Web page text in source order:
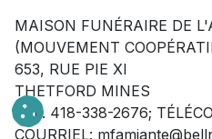
MAISON FUNÉRAIRE DE
(MOUVEMENT
653, RUE PIE XI
THETFORD MINES
TÉL. 418-338-2676;
COURRIEL: